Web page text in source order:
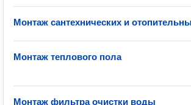
Монтаж сантехнических и
Монтаж теплового пола
Монтаж фильтра очистки воды